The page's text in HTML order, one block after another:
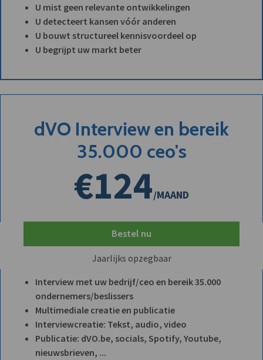
U mist geen relevante ontwikkelingen
U detecteert kansen vóór anderen
U bouwt structureel kennisvoordeel op
U begrijpt uw markt beter
dVO Interview en bereik
35.000 ceo's
€124/MAAND
Bestel nu
Jaarlijks opzegbaar
Interview met uw bedrijf/ceo en bereik 35.000
ondernemers/beslissers
Multimediale creatie en publicatie
Interviewcreatie: Tekst, audio, video
Publicatie: dVO.be, socials, Spotify, Youtube,
nieuwsbrieven, ...